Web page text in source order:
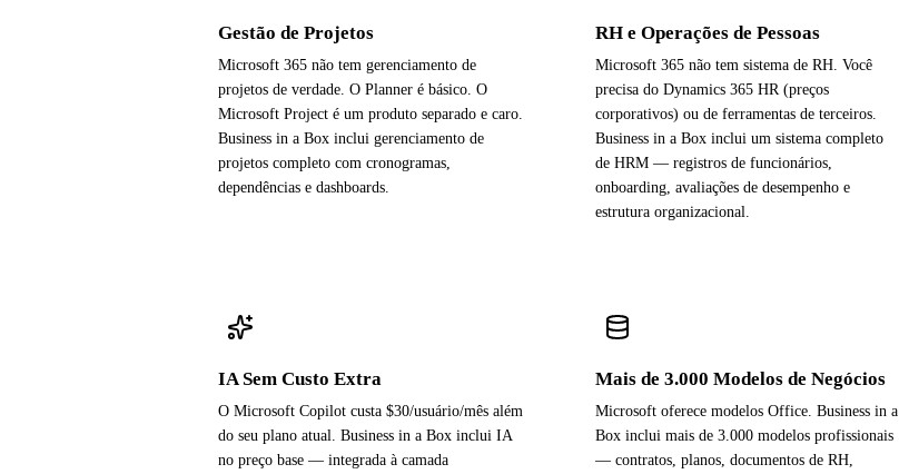
Gestão de Projetos
Microsoft 365 não tem gerenciamento de
projetos de verdade. O Planner é básico. O
Microsoft Project é um produto separado e caro.
Business in a Box inclui gerenciamento de
projetos completo com cronogramas,
dependências e dashboards.
RH e Operações de Pessoas
Microsoft 365 não tem sistema de RH. Você
precisa do Dynamics 365 HR (preços
corporativos) ou de ferramentas de terceiros.
Business in a Box inclui um sistema completo
de HRM — registros de funcionários,
onboarding, avaliações de desempenho e
estrutura organizacional.
IA Sem Custo Extra
O Microsoft Copilot custa $30/usuário/mês além
do seu plano atual. Business in a Box inclui IA
no preço base — integrada à camada
Mais de 3.000 Modelos de Negócios
Microsoft oferece modelos Office. Business in a
Box inclui mais de 3.000 modelos profissionais
— contratos, planos, documentos de RH,